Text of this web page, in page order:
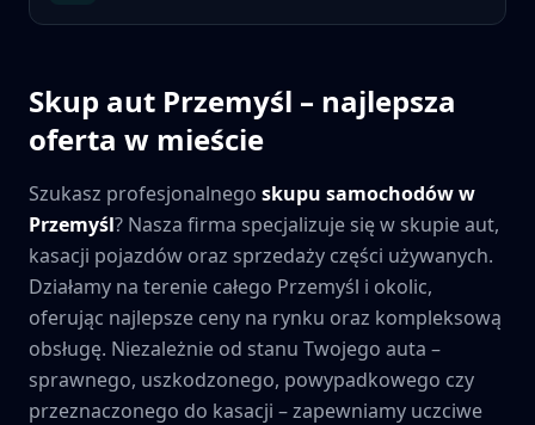
Skup aut Przemyśl – najlepsza
oferta w mieście
Szukasz profesjonalnego skupu samochodów w
Przemyśl? Nasza firma specjalizuje się w skupie aut,
kasacji pojazdów oraz sprzedaży części używanych.
Działamy na terenie całego Przemyśl i okolic,
oferując najlepsze ceny na rynku oraz kompleksową
obsługę. Niezależnie od stanu Twojego auta –
sprawnego, uszkodzonego, powypadkowego czy
przeznaczonego do kasacji – zapewniamy uczciwe